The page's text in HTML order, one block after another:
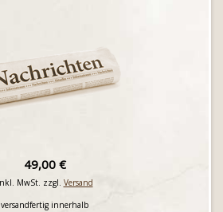
49,00 €
MwSt. zzgl. Versand
versandfertig innerhalb